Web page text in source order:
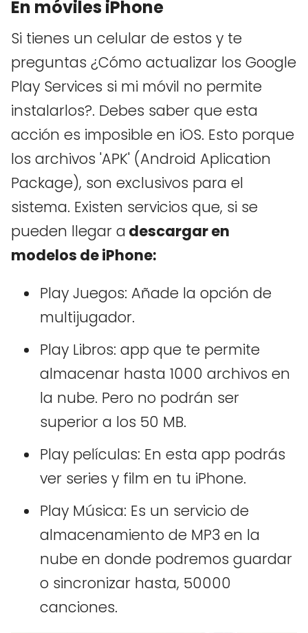
En móviles iPhone
Si tienes un celular de estos y te
preguntas ¿Cómo actualizar los Google
Play Services si mi móvil no permite
instalarlos?. Debes saber que esta
acción es imposible en iOS. Esto porque
los archivos 'APK' (Android Aplication
Package), son exclusivos para el
sistema. Existen servicios que, si se
pueden llegar a descargar en
modelos de iPhone:
Play Juegos: Añade la opción de
multijugador.
Play Libros: app que te permite
almacenar hasta 1000 archivos en
la nube. Pero no podrán ser
superior a los 50 MB.
Play películas: En esta app podrás
ver series y film en tu iPhone.
Play Música: Es un servicio de
almacenamiento de MP3 en la
nube en donde podremos guardar
o sincronizar hasta, 50000
canciones.